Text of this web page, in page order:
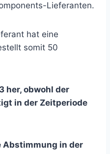
Lieferanten.
hat eine
somit 50
her, obwohl der
in der Zeitperiode
Abstimmung in der